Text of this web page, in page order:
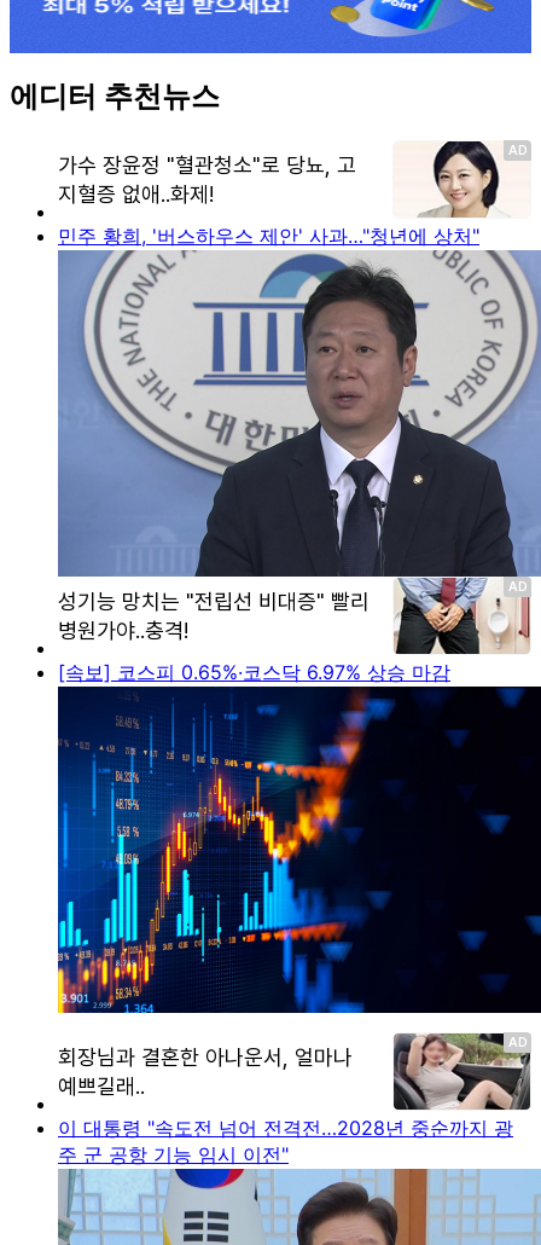
에디터 추천뉴스
민주 황희, '버스하우스 제안' 사과…"청년에 상처"
[속보] 코스피 0.65%·코스닥 6.97% 상승 마감
이 대통령 "속도전 넘어 전격전…2028년 중순까지 광
주 군 공항 기능 임시 이전"